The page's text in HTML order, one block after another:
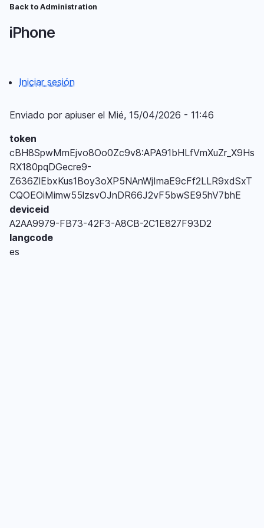
Pasar
contenido
de
Back to Administration
iPhone
Menú
del
compte
d'usuari
Iniciar sesión
Enviado por apiuserel Mié, 15/04/2026 - 11:46
token
cBH8SpwMmEjvo8Oo0Zc9v8:APA91bHLfVmXuZr_X9Hs
RX180pqDGecre9-
Z636ZlEbxKus1Boy3oXP5NAnWjImaE9cFf2LLR9xdSxT
CQOEOiMimw55lzsvOJnDR66J2vF5bwSE95hV7bhE
deviceid
A2AA9979-FB73-42F3-A8CB-2C1E827F93D2
langcode
es